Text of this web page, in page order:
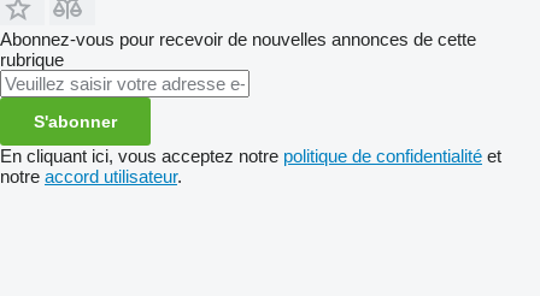
Abonnez-vous pour recevoir de nouvelles annonces de cette
rubrique
S'abonner
En cliquant ici, vous acceptez notre politique de confidentialité et
notre accord utilisateur.